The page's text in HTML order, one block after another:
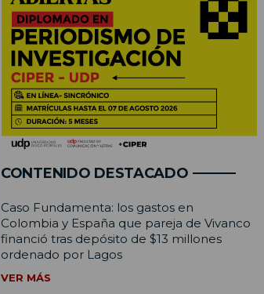
CONTENIDO DESTACADO
Caso Fundamenta: los gastos en
Colombia y España que pareja de Vivanco
financió tras depósito de $13 millones
ordenado por Lagos
VER MÁS